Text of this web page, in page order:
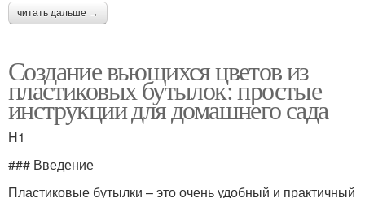
читать дальше →
Создание вьющихся цветов из
пластиковых бутылок: простые
инструкции для домашнего сада
H1
### Введение
Пластиковые бутылки – это очень удобный и практичный